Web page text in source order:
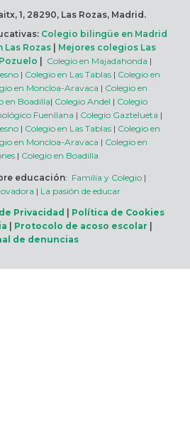
1, 28290, Las Rozas, Madrid.
Colegio bilingüe en Madrid
Rozas
Mejores colegios Las
Colegio en Majadahonda |
| Colegio en Las Tablas| Colegio en
en Moncloa-Aravaca | Colegio en
en Boadilla| Colegio Andel | Colegio
Fuenllana | Colegio Gaztelueta |
| Colegio en Las Tablas| Colegio en
en Moncloa-Aravaca | Colegio en
| Colegio en Boadilla
educación: Familia y Colegio |
| La pasión de educar
Privacidad
Política de Cookies
Protocolo de acoso escolar
de denuncias